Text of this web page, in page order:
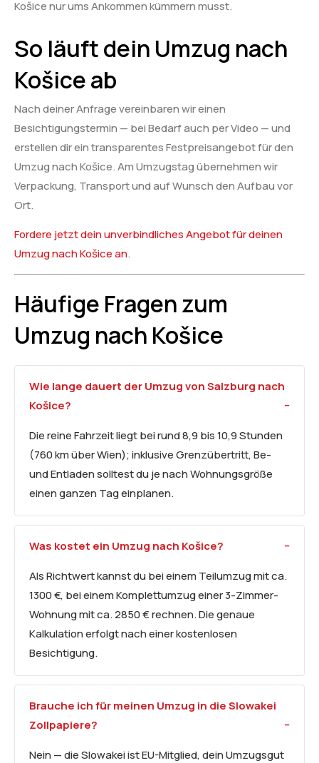
Košice nur ums Ankommen kümmern musst.
So läuft dein Umzug nach
Košice ab
Nach deiner Anfrage vereinbaren wir einen
Besichtigungstermin — bei Bedarf auch per Video — und
erstellen dir ein transparentes Festpreisangebot für den
Umzug nach Košice. Am Umzugstag übernehmen wir
Verpackung, Transport und auf Wunsch den Aufbau vor
Ort.
Fordere jetzt dein unverbindliches Angebot für deinen
Umzug nach Košice an.
Häufige Fragen zum
Umzug nach Košice
Wie lange dauert der Umzug von Salzburg nach
Košice?
Die reine Fahrzeit liegt bei rund 8,9 bis 10,9 Stunden
(760 km über Wien); inklusive Grenzübertritt, Be-
und Entladen solltest du je nach Wohnungsgröße
einen ganzen Tag einplanen.
Was kostet ein Umzug nach Košice?
Als Richtwert kannst du bei einem Teilumzug mit ca.
1300 €, bei einem Komplettumzug einer 3-Zimmer-
Wohnung mit ca. 2850 € rechnen. Die genaue
Kalkulation erfolgt nach einer kostenlosen
Besichtigung.
Brauche ich für meinen Umzug in die Slowakei
Zollpapiere?
Nein — die Slowakei ist EU-Mitglied, dein Umzugsgut